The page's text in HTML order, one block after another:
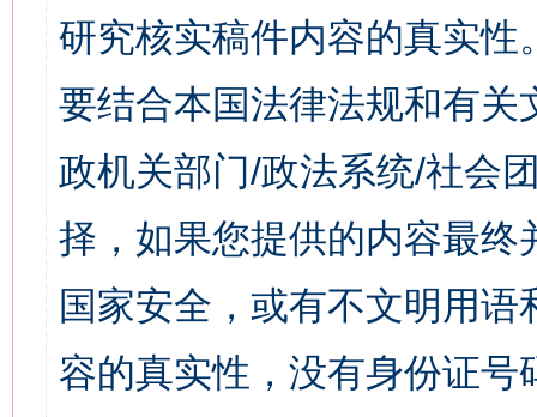
研究核实稿件内容的真实
要结合本国法律法规和有关
政机关部门/政法系统/社会
择，如果您提供的内容最
国家安全，或有不文明用
容的真实性，没有身份证